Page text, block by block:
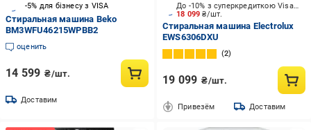
-5% для бізнесу з VISA
Стиральная машина Beko
BM3WFU46215WPBB2
оценить
14 599 ₴/шт.
Доставим
18 099₴/шт.
До -10% з суперкредиткою Visa Вигода
Стиральная машина Electrolux
EWS6306DXU
2
19 099 ₴/шт.
Привезём Доставим